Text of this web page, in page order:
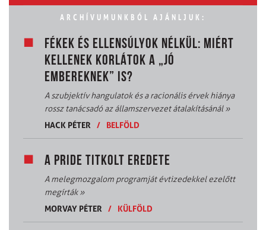
ARCHÍVUMUNKBÓL AJÁNLJUK:
FÉKEK ÉS ELLENSÚLYOK NÉLKÜL: MIÉRT
KELLENEK KORLÁTOK A „JÓ
EMBEREKNEK” IS?
A szubjektív hangulatok és a racionális érvek hiánya
rossz tanácsadó az államszervezet átalakításánál»
HACK PÉTER
/ BELFÖLD
A PRIDE TITKOLT EREDETE
A melegmozgalom programját évtizedekkel ezelőtt
megírták»
MORVAY PÉTER
/ KÜLFÖLD